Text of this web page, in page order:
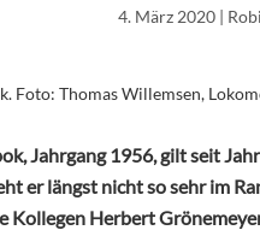
4. März 2020|
Foto: Thomas Willemsen,
Jahrgang 1956, gilt seit
er längst nicht so sehr im
Kollegen Herbert